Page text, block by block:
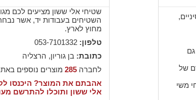
של
משי
שטיחי אלי ששון מציעים לכם
השטיחים בעבודות יד, אשר
מחוץ לארץ.
טלפון:053-7101332
כתובת: בן גוריון, הרצליה
לחברה285 מוצרים נוספים
אהבתם את המוצר? היכנסו
אלי ששון ותוכלו להתרשם